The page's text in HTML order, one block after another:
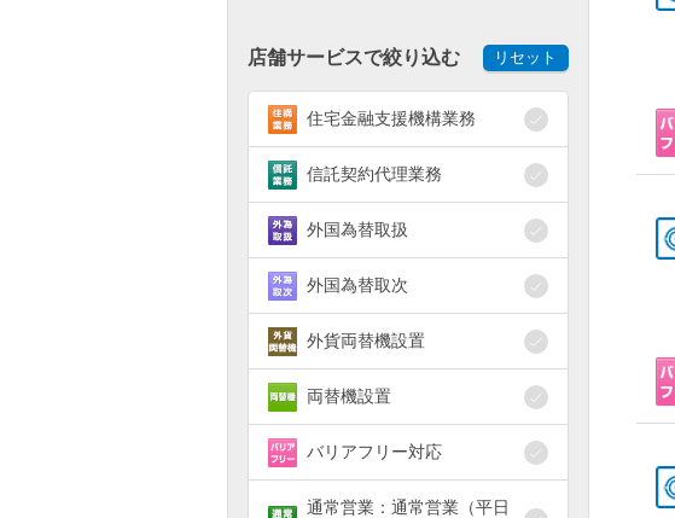
店舗サービスで絞り込む リセット
住宅金融支援機構業務
信託契約代理業務
外国為替取扱
外国為替取次
外貨両替機設置
両替機設置
バリアフリー対応
通常営業：通常営業（平日